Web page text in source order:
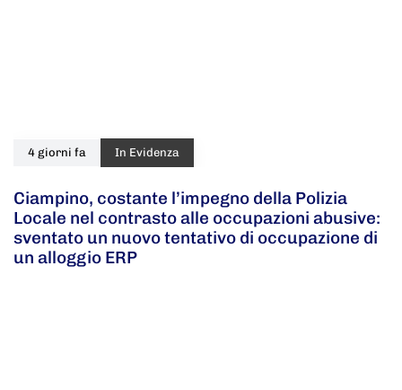
4 giorni fa In Evidenza
Ciampino, costante l’impegno della Polizia
Locale nel contrasto alle occupazioni abusive:
sventato un nuovo tentativo di occupazione di
un alloggio ERP